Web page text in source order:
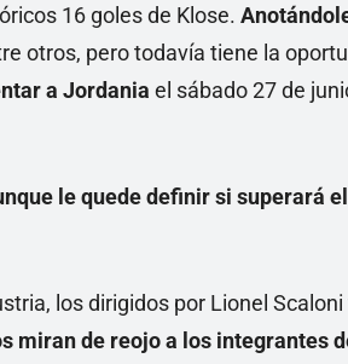
16 goles de Klose.
otros, pero todavía tiene la
a Jordania el sábado 27 de
le quede definir si superará
los dirigidos por Lionel
miran de reojo a los integrantes